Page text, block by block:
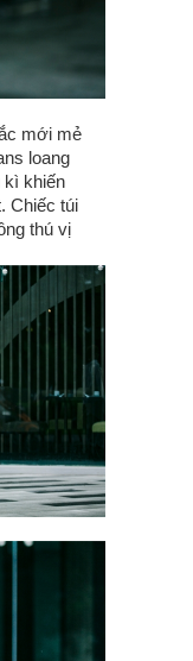
mới mẻ
loang
kì khiến
Chiếc túi
thú vị